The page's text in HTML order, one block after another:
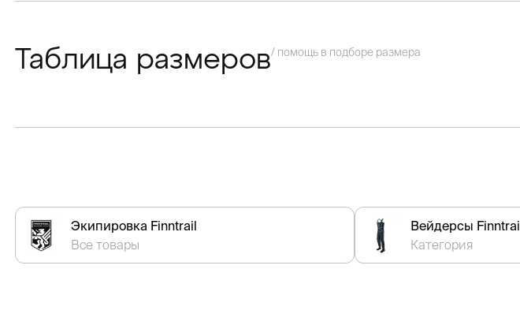
Таблица размеров/ помощь в подборе размера
Экипировка Finntrail
Все товары
Вейдерсы Finntrail
Категория